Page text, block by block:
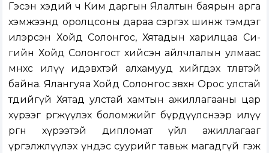
Гэсэн хэдий ч Ким даргын Ялалтын баярын арга
хэмжээнд оролцсоны дараа сэргэх шинж тэмдэг
илэрсэн Хойд Солонгос, Хятадын харилцаа Си-
гийн Хойд Солонгост хийсэн айлчлалын улмаас
өмнөхөөсөө илүү идэвхтэй алхамууд хийгдэх төлөвтэй
байна. Ялангуяа Хойд Солонгос зөвхөн Орос улстай
төдийгүй Хятад улстай хамтын ажиллагааны цар
хүрээг өргөжүүлэх боломжийг бүрдүүлснээр илүү
өргөн хүрээтэй дипломат үйл ажиллагааг
үргэлжлүүлэх үндэс суурийг тавьж магадгүй гэж